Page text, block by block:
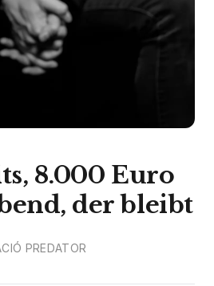
8.000 Euro
der bleibt
PREDATOR